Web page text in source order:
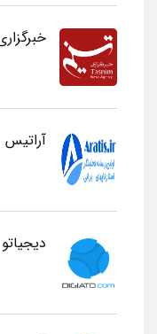
آراتیس
دیجیاتو